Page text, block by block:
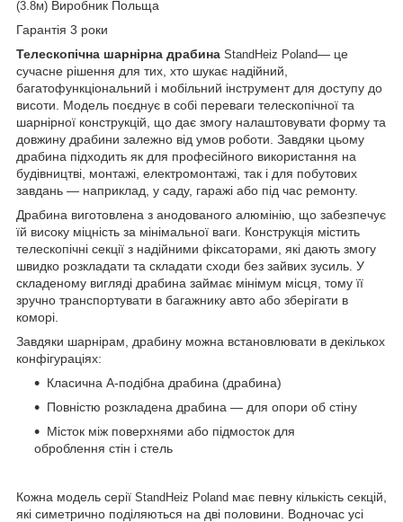
(3.8м) Виробник Польща
Гарантія 3 роки
Телескопічна шарнірна драбина StandHeiz Poland— це
сучасне рішення для тих, хто шукає надійний,
багатофункціональний і мобільний інструмент для доступу до
висоти. Модель поєднує в собі переваги телескопічної та
шарнірної конструкцій, що дає змогу налаштовувати форму та
довжину драбини залежно від умов роботи. Завдяки цьому
драбина підходить як для професійного використання на
будівництві, монтажі, електромонтажі, так і для побутових
завдань — наприклад, у саду, гаражі або під час ремонту.
Драбина виготовлена з анодованого алюмінію, що забезпечує
їй високу міцність за мінімальної ваги. Конструкція містить
телескопічні секції з надійними фіксаторами, які дають змогу
швидко розкладати та складати сходи без зайвих зусиль. У
складеному вигляді драбина займає мінімум місця, тому її
зручно транспортувати в багажнику авто або зберігати в
коморі.
Завдяки шарнірам, драбину можна встановлювати в декількох
конфігураціях:
Класична A-подібна драбина (драбина)
Повністю розкладена драбина — для опори об стіну
Місток між поверхнями або підмосток для
оброблення стін і стель
Кожна модель серії StandHeiz Poland має певну кількість секцій,
які симетрично поділяються на дві половини. Водночас усі